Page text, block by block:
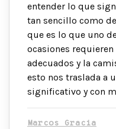
entender lo que
tan sencillo como
que es lo que uno
ocasiones
adecuados y la
esto nos traslada a
significativo y con
Marcos Gracia